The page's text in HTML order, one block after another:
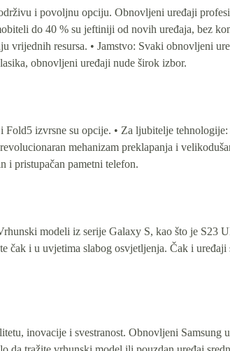
i povoljnu opciju. Obnovljeni uređaji
do 40 % su jeftiniji od novih uređaja, bez
vrijednih resursa. • Jamstvo: Svaki obnovljeni
obnovljeni uređaji nude širok izbor.
izvrsne su opcije. • Za ljubitelje
mehanizam preklapanja i
i pristupačan pametni telefon.
modeli iz serije Galaxy S, kao što je S23
i u uvjetima slabog osvjetljenja. Čak i
inovacije i svestranost. Obnovljeni